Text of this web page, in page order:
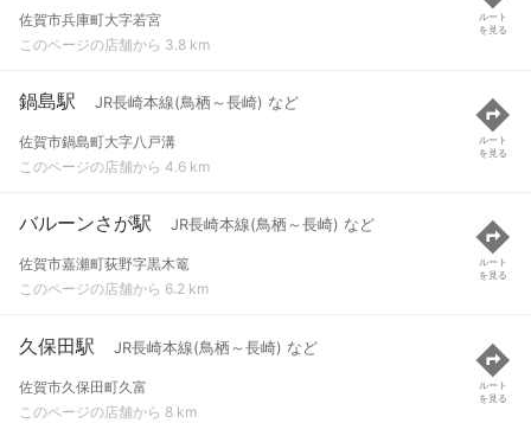
佐賀市兵庫町大字若宮
このページの店舗から 3.8 km
ルート
を見る
鍋島駅 JR長崎本線(鳥栖～長崎) など
佐賀市鍋島町大字八戸溝
このページの店舗から 4.6 km
ルート
を見る
バルーンさが駅 JR長崎本線(鳥栖～長崎) など
佐賀市嘉瀬町荻野字黒木篭
このページの店舗から 6.2 km
ルート
を見る
久保田駅 JR長崎本線(鳥栖～長崎) など
佐賀市久保田町久富
このページの店舗から 8 km
ルート
を見る